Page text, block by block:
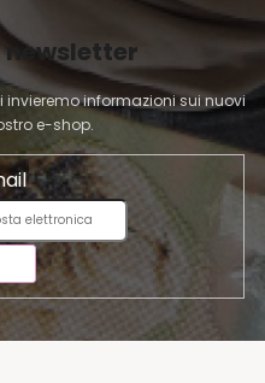
invieremo informazioni sui nuovi
e-shop.